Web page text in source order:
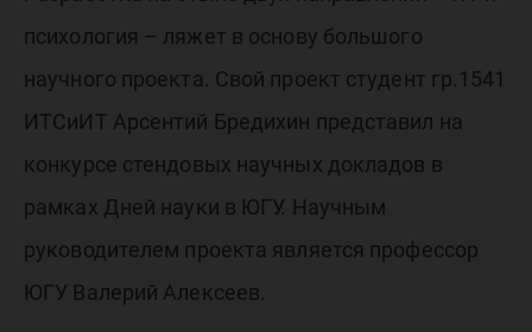
психология – ляжет в основу большого
научного проекта. Свой проект студент гр.1541
ИТСиИТ Арсентий Бредихин представил на
конкурсе стендовых научных докладов в
рамках Дней науки в ЮГУ. Научным
руководителем проекта является профессор
ЮГУ Валерий Алексеев.